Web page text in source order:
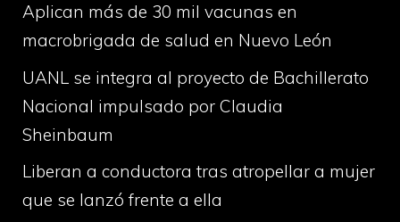
Aplican más de 30 mil vacunas en
macrobrigada de salud en Nuevo León
UANL se integra al proyecto de Bachillerato
Nacional impulsado por Claudia
Sheinbaum
Liberan a conductora tras atropellar a mujer
que se lanzó frente a ella